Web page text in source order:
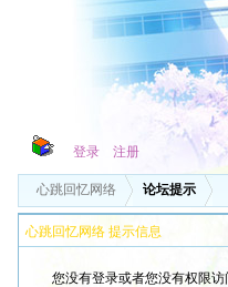
登录 注册
心跳回忆网络 论坛提示
心跳回忆网络 提示信息
您没有登录或者您没有权限